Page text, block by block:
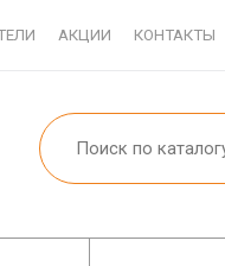
АКЦИИ КОНТАКТЫ